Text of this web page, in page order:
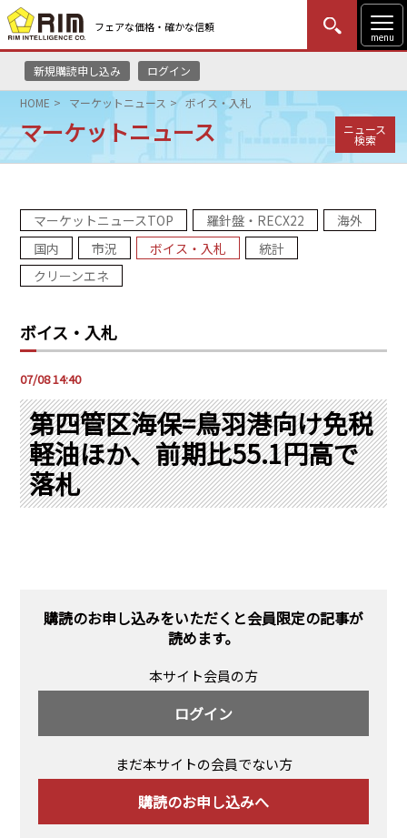
フェアな価格・確かな信頼
menu
新規購読申し込み ログイン
MENU
はじめての方
HOME
リムレポート
メソドロジー
コンサルティング
PRA原則
Q & A
会社概要
お問い合わせ
English Website
瑞姆亜太能源諮問(北京)
Rim Energy Media(韓国語)
HOME マーケットニュース ボイス・入札
マーケットニュース ニュース
検索
マーケットニュースTOP 羅針盤・RECX22
海外
国内
市況 ボイス・入札
統計
クリーンエネ
ボイス・入札
07/08 14:40
第四管区海保=鳥羽港向け免税
軽油ほか、前期比55.1円高で
落札
購読のお申し込みをいただくと会員限定の記事が
読めます。
本サイト会員の方
ログイン
まだ本サイトの会員でない方
購読のお申し込みへ